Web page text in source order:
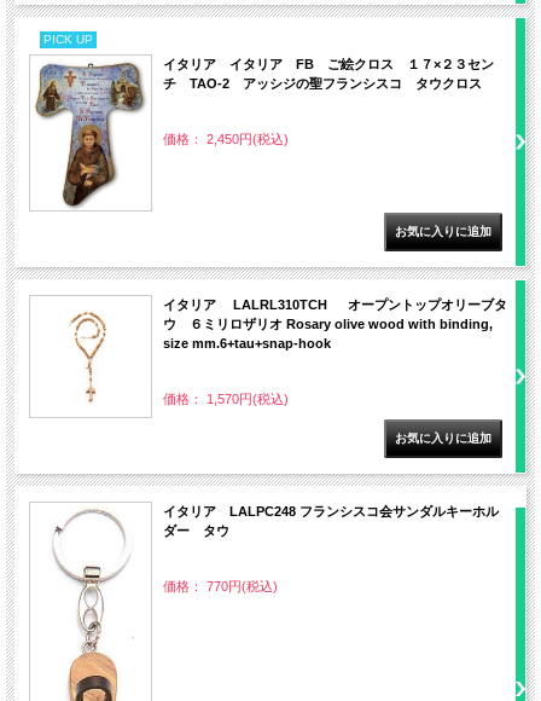
PICK UP
イタリア イタリア FB ご絵クロス １７×２３セン
チ TAO-2 アッシジの聖フランシスコ タウクロス
価格： 2,450円(税込)
イタリア LALRL310TCH オープントップオリーブタ
ウ ６ミリロザリオ Rosary olive wood with binding,
size mm.6+tau+snap-hook
価格： 1,570円(税込)
イタリア LALPC248 フランシスコ会サンダルキーホル
ダー タウ
価格： 770円(税込)